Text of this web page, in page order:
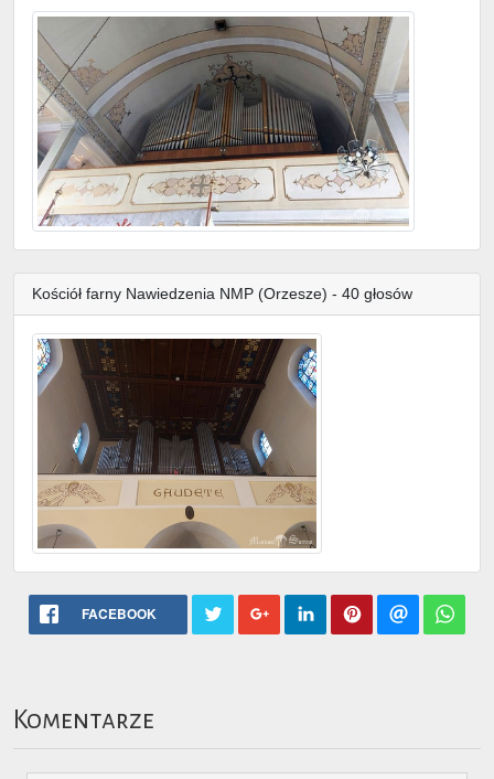
Kościół farny Nawiedzenia NMP (Orzesze) - 40 głosów
FACEBOOK
Komentarze